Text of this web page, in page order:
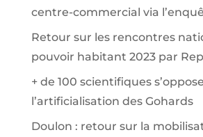
centre-commercial via
Retour sur les rencontres
pouvoir habitant 2023 par
+ de 100 scientifiques
l’artificialisation des Gohards
Doulon : retour sur la